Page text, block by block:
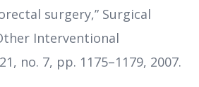
surgery,” Surgical
Interventional
no. 7, pp. 1175–1179, 2007.